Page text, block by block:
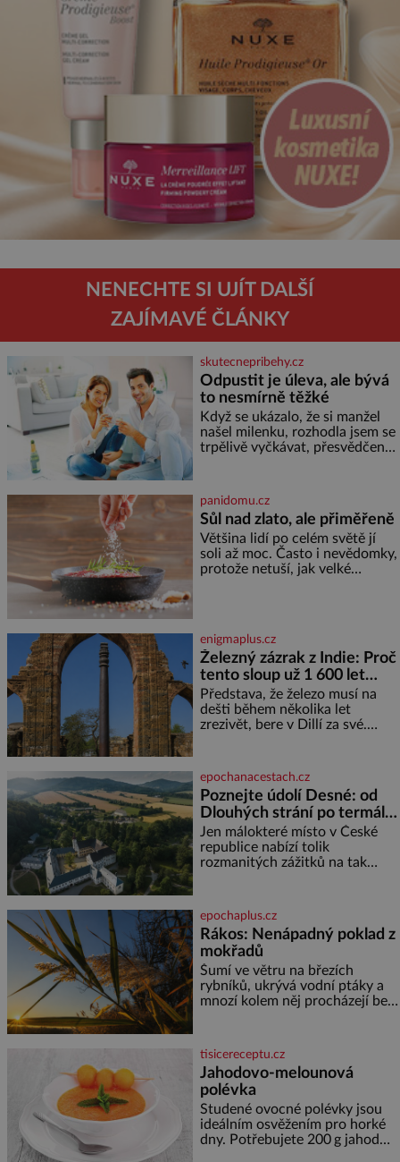
NENECHTE SI UJÍT DALŠÍ
ZAJÍMAVÉ ČLÁNKY
skutecnepribehy.cz
Odpustit je úleva, ale bývá
to nesmírně těžké
Když se ukázalo, že si manžel
našel milenku, rozhodla jsem se
trpělivě vyčkávat, přesvědčena,
nejtěžších věcí na světě. Ale
každý, kdo s tím má nějaké
zkušenosti, se zapřísahá, že
pokud odpustíte, znatelně se
vám uleví. Když se ke mně
doneslo, že si manžel pořídil
panidomu.cz
Sůl nad zlato, ale přiměřeně
Většina lidí po celém světě jí
soli až moc. Často i nevědomky,
protože netuší, jak velké
ani ne třetinovém množství, než
je pro většinu populace běžné.
Její základní složky– sodík a
chlór – jsou zásadní pro
správné hospodaření
enigmaplus.cz
Železný zázrak z Indie: Proč
tento sloup už 1 600 let
nezná rez?
Představa, že železo musí na
dešti během několika let
zrezivět, bere v Dillí za své.
železný sloup, který už přibližně
1 600 let odolává počasí
epochanacestach.cz
Poznejte údolí Desné: od
Dlouhých strání po termální
prameny
Jen málokteré místo v České
republice nabízí tolik
rozmanitých zážitků na tak
jediného dne můžete
nahlédnout do útrob jedné z
nejvýznamnějších vodních
elektráren v Evropě, vydat se na
horské hřebeny, projet se na
koloběžce a den zakončit
poznáváním památek ve
epochaplus.cz
Rákos: Nenápadný poklad z
mokřadů
Šumí ve větru na březích
rybníků, ukrývá vodní ptáky a
mnozí kolem něj procházejí bez
lodě, zapisovat první texty a
inspiroval řadu pověstí. Tato
skromná, ale užitečná rostlina
provází člověka už tisíce let.
Většina lidí vnímá rákos jen jako
obyčejnou kulisu letního
koupání. Stačí se však podívat
tisicereceptu.cz
Jahodovo-melounová
polévka
Studené ovocné polévky jsou
ideálním osvěžením pro horké
dny. Potřebujete 200 g jahod